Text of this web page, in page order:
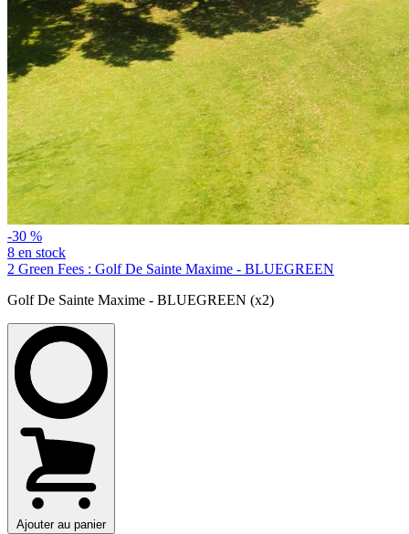
-30 %
8 en stock
2 Green Fees : Golf De Sainte Maxime - BLUEGREEN
Golf De Sainte Maxime - BLUEGREEN (x2)
Ajouter au panier